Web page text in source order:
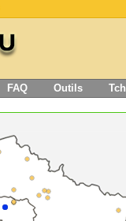
FAQ Outils